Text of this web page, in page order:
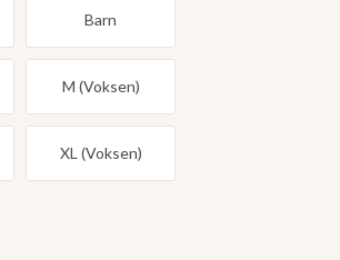
Barn
M (Voksen)
XL (Voksen)